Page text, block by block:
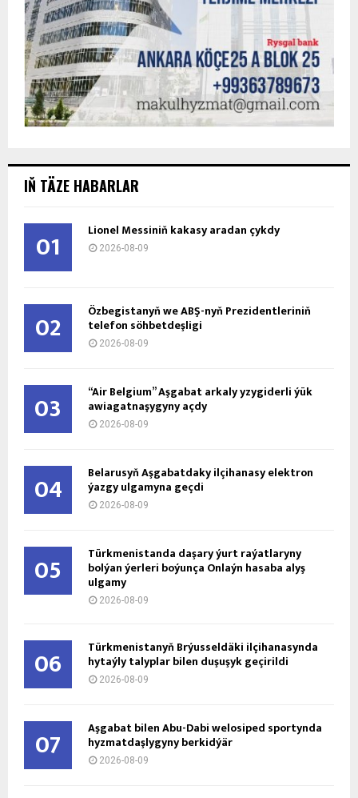
IŇ TÄZE HABARLAR
01 Lionel Messiniň kakasy aradan çykdy
2026-08-09
02 Özbegistanyň we ABŞ-nyň Prezidentleriniň
telefon söhbetdeşligi
2026-08-09
03 “Air Belgium” Aşgabat arkaly yzygiderli ýük
awiagatnaşygyny açdy
2026-08-09
04 Belarusyň Aşgabatdaky ilçihanasy elektron
ýazgy ulgamyna geçdi
2026-08-09
05 Türkmenistanda daşary ýurt raýatlaryny
bolýan ýerleri boýunça Onlaýn hasaba alyş
ulgamy
2026-08-09
06 Türkmenistanyň Brýusseldäki ilçihanasynda
hytaýly talyplar bilen duşuşyk geçirildi
2026-08-09
07 Aşgabat bilen Abu-Dabi welosiped sportynda
hyzmatdaşlygyny berkidýär
2026-08-09